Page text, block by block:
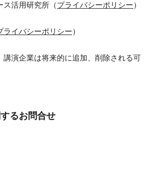
ス活用研究所（プライバシーポリシー）
ライバシーポリシー）
演企業は将来的に追加、削除される可
るお問合せ